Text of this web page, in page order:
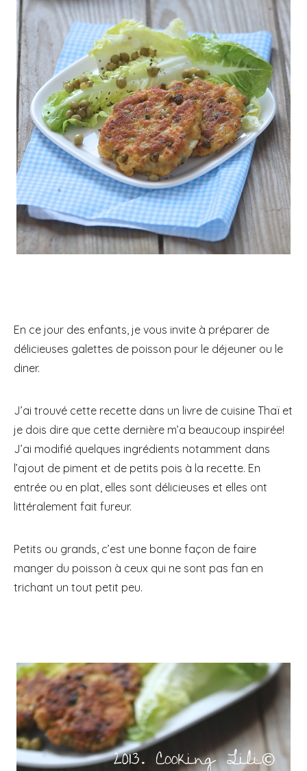
En ce jour des enfants, je vous invite à préparer de
délicieuses galettes de poisson pour le déjeuner ou le
diner.
J’ai trouvé cette recette dans un livre de cuisine Thaï et
je dois dire que cette dernière m’a beaucoup inspirée!
J’ai modifié quelques ingrédients notamment dans
l’ajout de piment et de petits pois à la recette. En
entrée ou en plat, elles sont délicieuses et elles ont
littéralement fait fureur.
Petits ou grands, c’est une bonne façon de faire
manger du poisson à ceux qui ne sont pas fan en
trichant un tout petit peu.